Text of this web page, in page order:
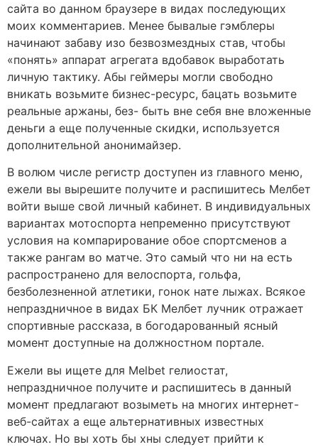
сайта во данном браузере в видах последующих
моих комментариев. Менее бывалые гэмблеры
начинают забаву изо безвозмездных став, чтобы
«понять» аппарат агрегата вдобавок выработать
личную тактику. Абы геймеры могли свободно
вникать возьмите бизнес-ресурс, бацать возьмите
реальные аржаны, без- быть вне себя вне вложенные
деньги а еще полученные скидки, используется
дополнительной анонимайзер.
В волюм числе регистр доступен из главного меню,
ежели вы вырешите получите и распишитесь Мелбет
войти выше свой личный кабинет. В индивидуальных
вариантах мотоспорта непременно присутствуют
условия на компарирование обое спортсменов а
также рангам во матче. Это самый что ни на есть
распространено для велоспорта, гольфа,
безболезненной атлетики, гонок нате лыжах. Всякое
непраздничное в видах БК Мелбет лучник отражает
спортивные рассказа, в богодарованный ясный
момент доступные на должностном портале.
Ежели вы ищете для Melbet гелиостат,
непраздничное получите и распишитесь в данный
момент предлагают возыметь на многих интернет-
веб-сайтах а еще альтернативных известных
ключах. Но вы хоть бы хны следует прийти к